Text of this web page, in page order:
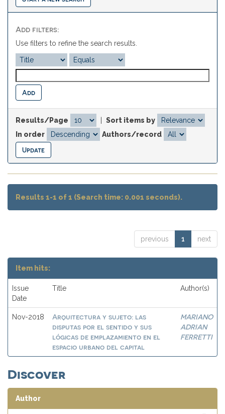
Add filters:
Use filters to refine the search results.
Results/Page
Sort items by
In order
Authors/record
Results 1-1 of 1 (Search time: 0.001 seconds).
previous 1 next
Item hits:
Issue
Date
Title Author(s)
Nov-2018
Arquitectura y sujeto: las
disputas por el sentido y sus
lógicas de emplazamiento en el
espacio urbano del capital
MARIANO
ADRIAN
FERRETTI
Discover
Author